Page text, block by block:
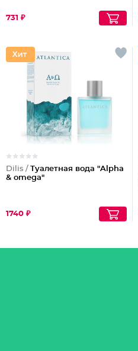
731 ₽
Dilis / Туалетная вода "Alpha
& omega"
1740 ₽